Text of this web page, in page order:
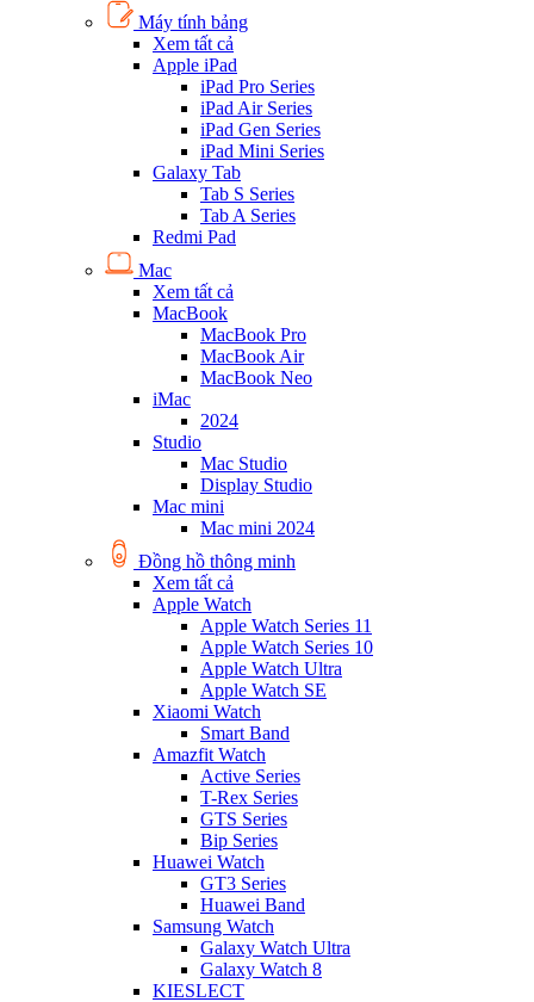
Máy tính bảng
Xem tất cả
Apple iPad
iPad Pro Series
iPad Air Series
iPad Gen Series
iPad Mini Series
Galaxy Tab
Tab S Series
Tab A Series
Redmi Pad
Mac
Xem tất cả
MacBook
MacBook Pro
MacBook Air
MacBook Neo
iMac
2024
Studio
Mac Studio
Display Studio
Mac mini
Mac mini 2024
Đồng hồ thông minh
Xem tất cả
Apple Watch
Apple Watch Series 11
Apple Watch Series 10
Apple Watch Ultra
Apple Watch SE
Xiaomi Watch
Smart Band
Amazfit Watch
Active Series
T-Rex Series
GTS Series
Bip Series
Huawei Watch
GT3 Series
Huawei Band
Samsung Watch
Galaxy Watch Ultra
Galaxy Watch 8
KIESLECT